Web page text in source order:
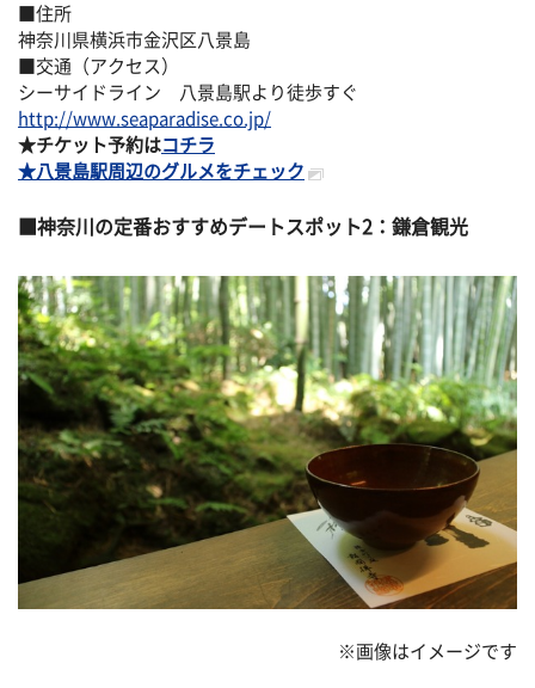
■住所
神奈川県横浜市金沢区八景島
■交通（アクセス）
シーサイドライン 八景島駅より徒歩すぐ
http://www.seaparadise.co.jp/
★チケット予約はコチラ
★八景島駅周辺のグルメをチェック
神奈川の定番おすすめデートスポット2：鎌倉観光
※画像はイメージです